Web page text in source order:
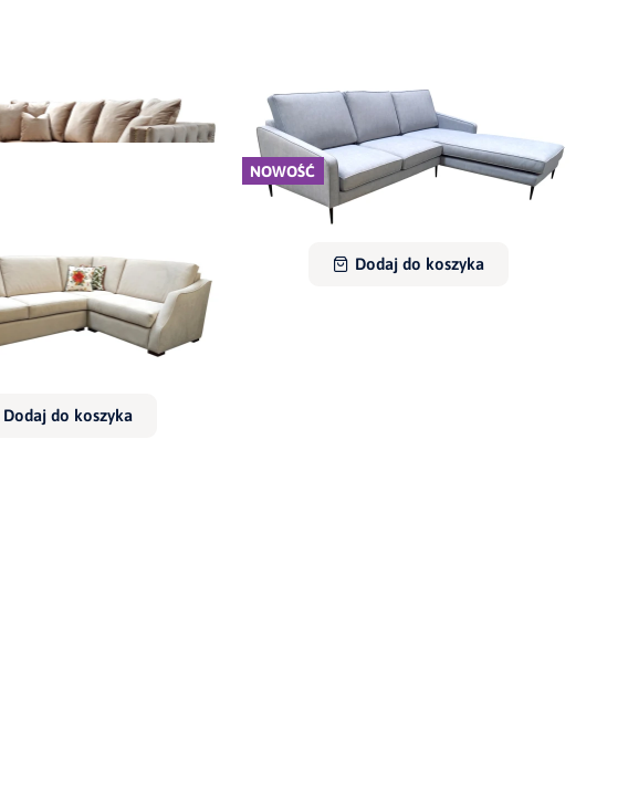
Dodaj do koszyka Dodaj do koszyka
Dodaj do koszyka
NOWOŚĆ
Narożnik Wenus
Dodaj do koszyka
Narożnik Bogota
Dodaj do koszyka